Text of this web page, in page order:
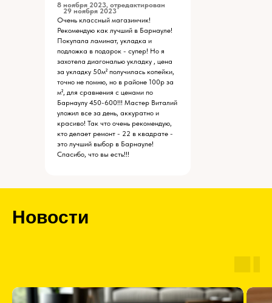
8 ноября 2023, отредактирован
Очень классный магазинчик!
Рекомендую как лучший в Барнауле!
Покупала ламинат, укладка и
подложка в подарок - супер! Но я
захотела диагональю укладку , цена
за укладку 50м² получилась копейки,
точно не помню, но в районе 100р за
м², для сравнения с ценами по
Барнаулу 450-600!!! Мастер Виталий
уложил все за день, аккуратно и
красиво! Так что очень рекомендую,
кто делает ремонт - 22 в квадрате -
это лучший выбор в Барнауле!
Спасибо, что вы есть!!!
29 ноября 2023
Новости